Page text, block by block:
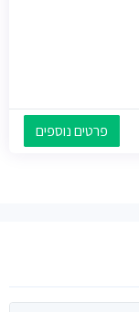
פרטים נוספים